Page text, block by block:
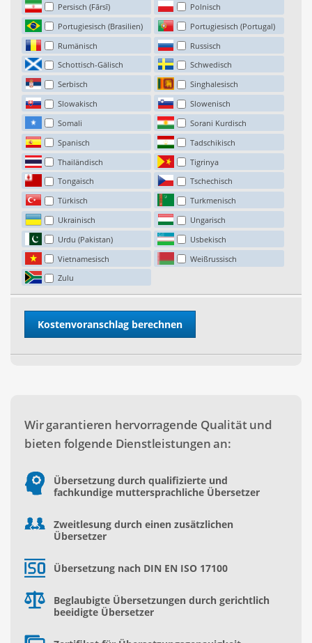
Persisch (Fārsī)
Polnisch
Portugiesisch (Brasilien)
Portugiesisch (Portugal)
Rumänisch
Russisch
Schottisch-Gälisch
Schwedisch
Serbisch
Singhalesisch
Slowakisch
Slowenisch
Somali
Sorani Kurdisch
Spanisch
Tadschikisch
Thailändisch
Tigrinya
Tongaisch
Tschechisch
Türkisch
Turkmenisch
Ukrainisch
Ungarisch
Urdu (Pakistan)
Usbekisch
Vietnamesisch
Weißrussisch
Zulu
Wir garantieren hervorragende Qualität und
bieten folgende Dienstleistungen an:
Übersetzung durch qualifizierte und
fachkundige muttersprachliche Übersetzer
Zweitlesung durch einen zusätzlichen
Übersetzer
Übersetzung nach DIN EN ISO 17100
Beglaubigte Übersetzungen durch gerichtlich
beeidigte Übersetzer